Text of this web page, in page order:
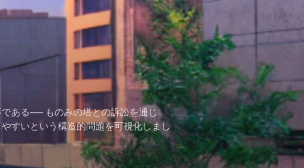
ある── ものみの塔との訴訟を通じ
すいという構造的問題を可視化しまし